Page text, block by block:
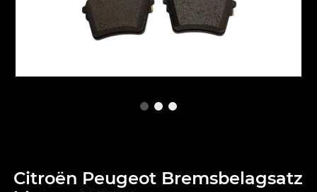
Citroën Peugeot Bremsbelagsatz